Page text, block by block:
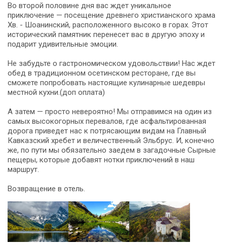
Во второй половине дня вас ждет уникальное
приключение — посещение древнего христианского храма
Хв. - Шоанинский, расположенного высоко в горах. Этот
исторический памятник перенесет вас в другую эпоху и
подарит удивительные эмоции.
Не забудьте о гастрономическом удовольствии! Нас ждет
обед в традиционном осетинском ресторане, где вы
сможете попробовать настоящие кулинарные шедевры
местной кухни.(доп оплата)
А затем — просто невероятно! Мы отправимся на один из
самых высокогорных перевалов, где асфальтированная
дорога приведет нас к потрясающим видам на Главный
Кавказский хребет и величественный Эльбрус. И, конечно
же, по пути мы обязательно заедем в загадочные Сырные
пещеры, которые добавят нотки приключений в наш
маршрут.
Возвращение в отель.